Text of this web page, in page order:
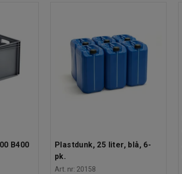
B400
Plastdunk, 25 liter, blå, 6-
pk.
Art. nr: 20158